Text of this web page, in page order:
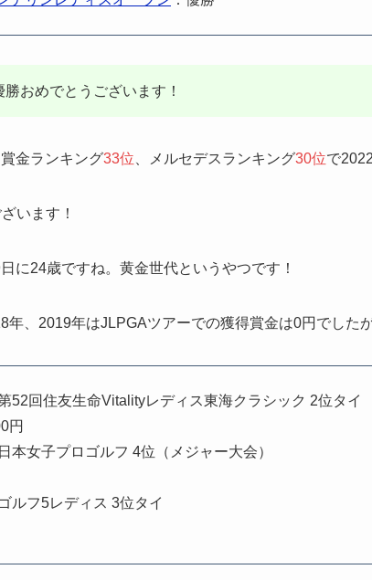
勝おめでとうございます！
金ランキング33位、メルセデスランキング30位で
います！
に24歳ですね。黄金世代というやつです！
年、2019年はJLPGAツアーでの獲得賞金は0円でした
52回住友生命Vitalityレディス東海クラシック 2位タイ
円
本女子プロゴルフ 4位（メジャー大会）
ルフ5レディス 3位タイ